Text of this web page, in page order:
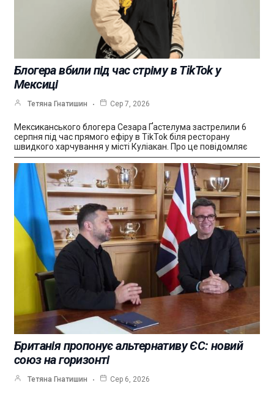
Блогера вбили під час стріму в TikTok у
Мексиці
Тетяна Гнатишин Сер 7, 2026
Мексиканського блогера Сезара Ґастелума застрелили 6
серпня під час прямого ефіру в TikTok біля ресторану
швидкого харчування у місті Куліакан. Про це повідомляє
Британія пропонує альтернативу ЄС: новий
союз на горизонті
Тетяна Гнатишин Сер 6, 2026